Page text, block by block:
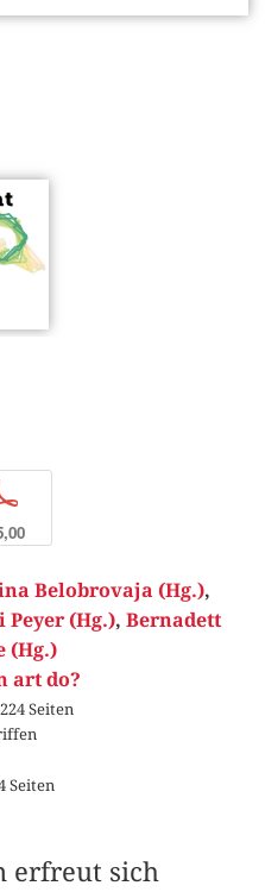
Belobrovaja (Hg.),
Peyer (Hg.), Bernadett
(Hg.)
art do?
Seiten
Seiten
erfreut sich